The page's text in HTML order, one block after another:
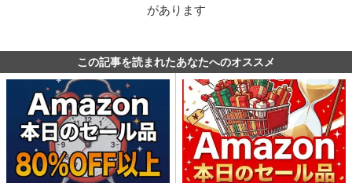
があります
この記事を読まれたあなたへのオススメ